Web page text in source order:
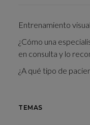
Entrenamiento
¿Cómo una
en consulta y lo
¿A qué tipo de
TEMAS